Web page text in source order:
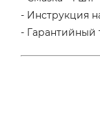
- Инструкция
- Гарантийный